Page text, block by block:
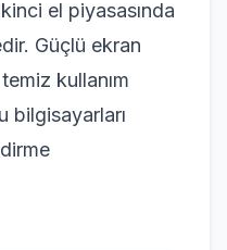
el piyasasında
Güçlü ekran
kullanım
bilgisayarları